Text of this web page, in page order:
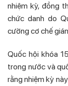
nhiệm kỳ, đồng
chức danh do
cường cơ chế
Quốc hội khóa
trong nước và
rằng nhiệm kỳ